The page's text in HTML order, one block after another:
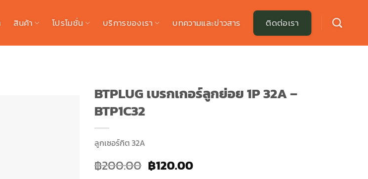
สินค้า โปรโมชั่น บริการของเรา บทความและข่าวสาร ติดต่อเรา
BTPLUG เบรกเกอร์ลูกย่อย 1P 32A –
BTP1C32
ลูกเซอร์กิต 32A
฿200.00 Original
฿120.00Current